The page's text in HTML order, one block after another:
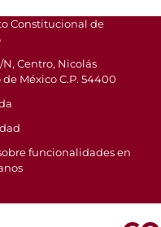
Constitucional de
Centro, Nicolás
México C.P. 54400
funcionalidades en